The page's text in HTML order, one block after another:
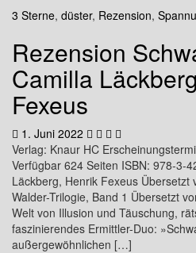
3 Sterne, düster, Rezension,
Rezension
Camilla
Fexeus
1. Juni 2022
Verlag: Knaur HC
Verfügbar 624 Seiten ISBN: 978-3-
Läckberg, Henrik Fexeus Übersetzt
Walder-Trilogie, Band 1 Übersetzt
Welt von Illusion und Täuschung,
faszinierendes Ermittler-Duo:
außergewöhnlichen […]